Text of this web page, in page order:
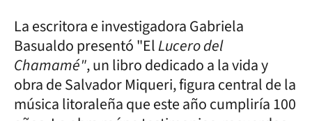
La escritora e investigadora Gabriela
Basualdo presentó "ElLucero del
Chamamé", un libro dedicado a la vida y
obra de Salvador Miqueri, figura central de la
música litoraleña que este año cumpliría 100